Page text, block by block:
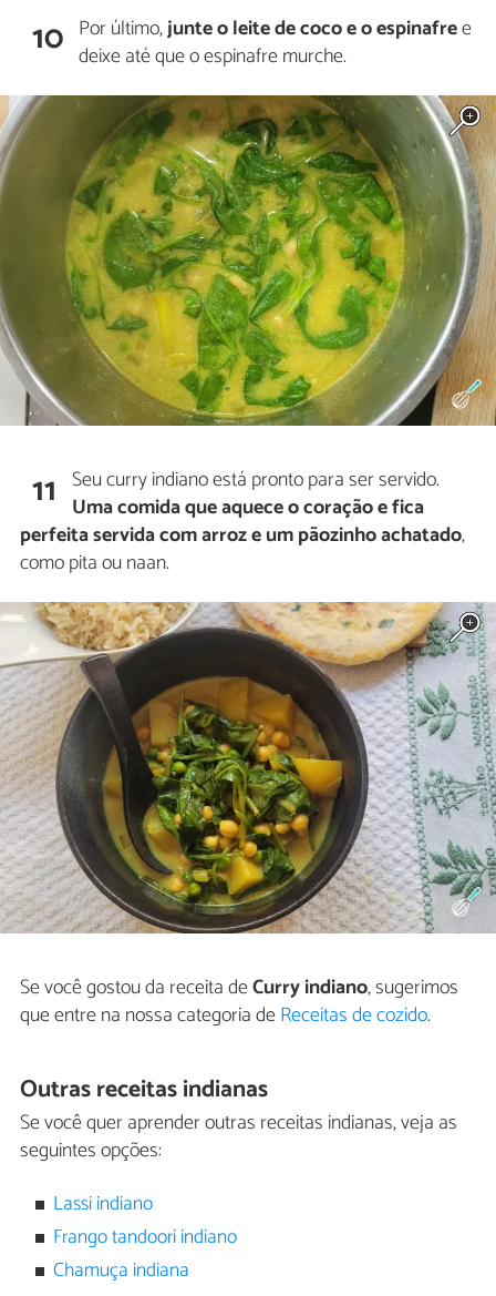
10 Por último,junte o leite de coco e o espinafree
deixe até que o espinafre murche.
11 Seu curry indiano está pronto para ser servido.
Uma comida que aquece o coração e fica
perfeita servida com arroz e um pãozinho achatado,
como pita ou naan.
Se você gostou da receita deCurry indiano, sugerimos
que entre na nossa categoria deReceitas de cozido.
Outras receitas indianas
Se você quer aprender outras receitas indianas, veja as
seguintes opções:
Lassi indiano
Frango tandoori indiano
Chamuça indiana